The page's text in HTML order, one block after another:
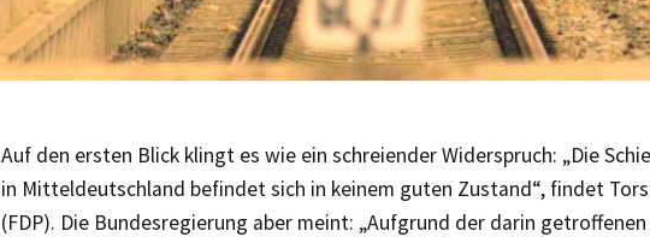
Auf den ersten Blick klingt es wie ein schreiender Widerspruch: „Die
in Mitteldeutschland befindet sich in keinem guten Zustand“, findet
(FDP). Die Bundesregierung aber meint: „Aufgrund der darin getroffenen